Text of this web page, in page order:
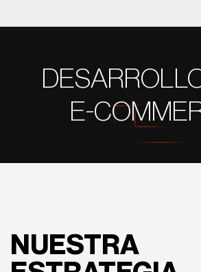
Contenidos
Marketing automation
Análisis UX/UI
E-
NUESTRA